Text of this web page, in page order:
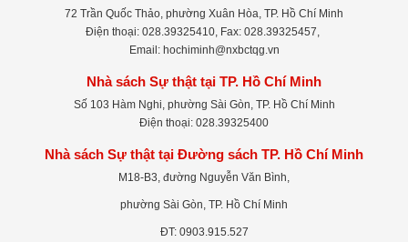
72 Trần Quốc Thảo, phường Xuân Hòa, TP. Hồ Chí Minh
Điện thoại: 028.39325410, Fax: 028.39325457,
Email: hochiminh@nxbctqg.vn
Nhà sách Sự thật tại TP. Hồ Chí Minh
Số 103 Hàm Nghi, phường Sài Gòn, TP. Hồ Chí Minh
Điện thoại: 028.39325400
Nhà sách Sự thật tại Đường sách TP. Hồ Chí Minh
M18-B3, đường Nguyễn Văn Bình,
phường Sài Gòn, TP. Hồ Chí Minh
ĐT: 0903.915.527